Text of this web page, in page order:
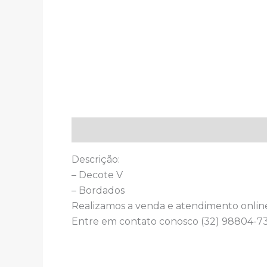
Descrição:
– Decote V
– Bordados
Realizamos a venda e atendimento
Entre em contato conosco (32) 98804-